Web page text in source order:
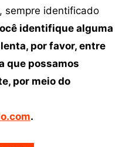
sempre identificado
identifique alguma
por favor, entre
que possamos
por meio do
.